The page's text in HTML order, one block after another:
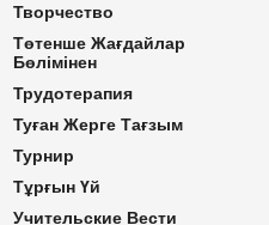
Творчество
Төтенше Жағдайлар
Бөлімінен
Трудотерапия
Туған Жерге Тағзым
Турнир
Тұрғын Үй
Учительские Вести